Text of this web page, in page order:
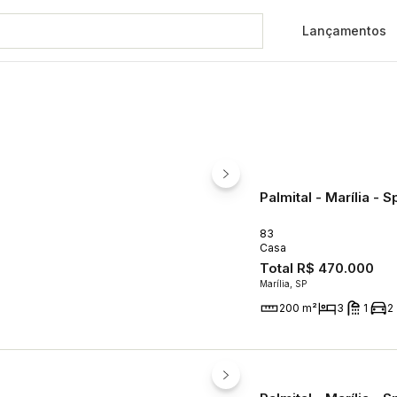
Lançamentos
Palmital - Marília -
83
Casa
Total R$ 470.000
Marília, SP
200 m² 3 1 2